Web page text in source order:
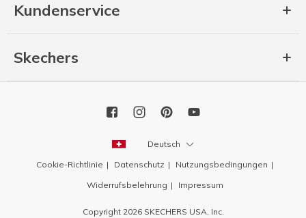
Kundenservice
Skechers
Deutsch
Cookie-Richtlinie Datenschutz
Nutzungsbedingungen
Widerrufsbelehrung
Impressum
Copyright 2026 SKECHERS USA, Inc.